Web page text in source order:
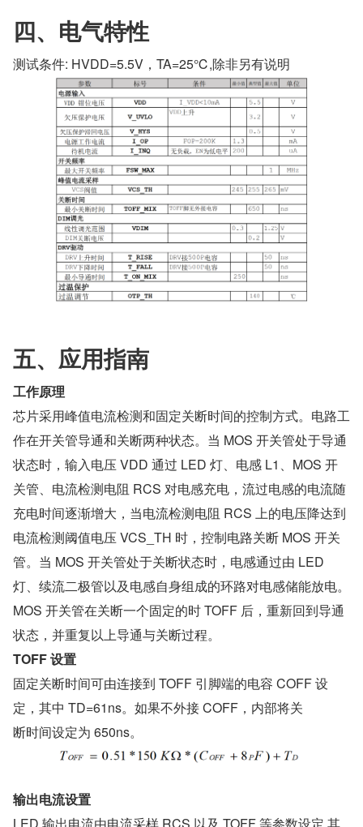
四、电气特性
测试条件: HVDD=5.5V，TA=25℃,除非另有说明
五、应用指南
工作原理
芯片采用峰值电流检测和固定关断时间的控制方式。电路工
作在开关管导通和关断两种状态。当 MOS 开关管处于导通
状态时，输入电压 VDD 通过 LED 灯、电感 L1、MOS 开
关管、电流检测电阻 RCS 对电感充电，流过电感的电流随
充电时间逐渐增大，当电流检测电阻 RCS 上的电压降达到
电流检测阈值电压 VCS_TH 时，控制电路关断 MOS 开关
管。当 MOS 开关管处于关断状态时，电感通过由 LED
灯、续流二极管以及电感自身组成的环路对电感储能放电。
MOS 开关管在关断一个固定的时 TOFF 后，重新回到导通
状态，并重复以上导通与关断过程。
TOFF 设置
固定关断时间可由连接到 TOFF 引脚端的电容 COFF 设
定，其中 TD=61ns。如果不外接 COFF，内部将关
断时间设定为 650ns。
输出电流设置